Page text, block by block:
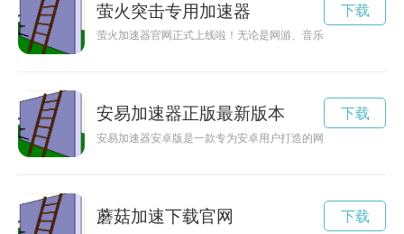
萤火突击专用加速器
萤火加速器官网正式上线啦！无论是网游、音乐、视频还是社
下载
安易加速器正版最新版本
安易加速器安卓版是一款专为安卓用户打造的网络加速工具，
下载
蘑菇加速下载官网 下载